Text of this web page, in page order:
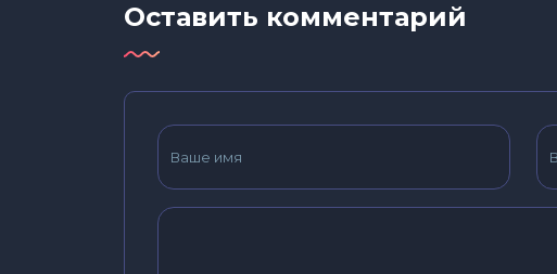
Оставить комментарий